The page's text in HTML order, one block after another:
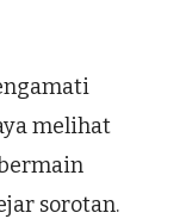
melihat
sorotan.